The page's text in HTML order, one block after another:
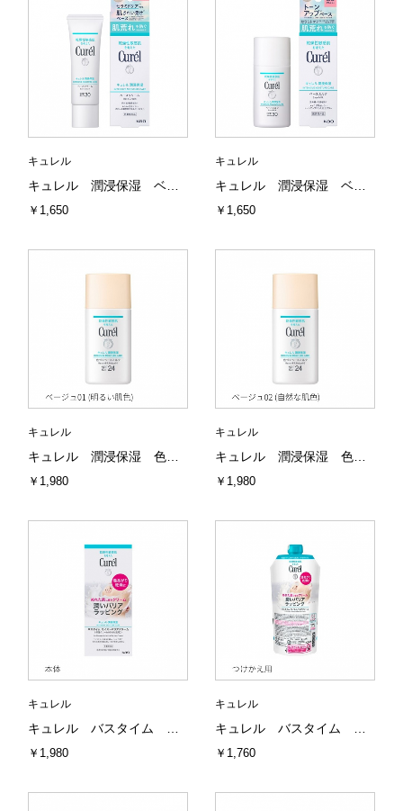
キュレル
￥1,650
キュレル
￥1,650
キュレル
キュレル 潤浸保湿 色づくベースミルク ベージュ01 明るい肌色 30ml 花王
￥1,980
キュレル
キュレル 潤浸保湿 色づくベースミルク ベージュ02 自然な肌色 30ml 花王
￥1,980
キュレル
￥1,980
キュレル
￥1,760